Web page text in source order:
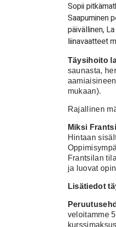
Sopii
Saapuminen
päivällinen,
liinavaatteet
Täysihoito
saunasta,
mukaan).
Rajallinen
Miksi
Hintaan
Frantsilan
ja luovat
Lisätiedot
veloitamme